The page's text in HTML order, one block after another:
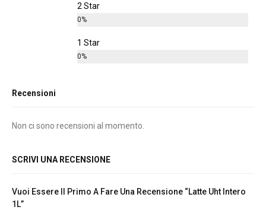
2 Star
0%
1 Star
0%
Recensioni
Non ci sono recensioni al momento.
SCRIVI UNA RECENSIONE
Vuoi Essere Il Primo A Fare Una Recensione “Latte Uht Intero
1L”